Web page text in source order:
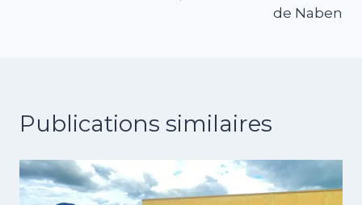
de Naben
Publications similaires